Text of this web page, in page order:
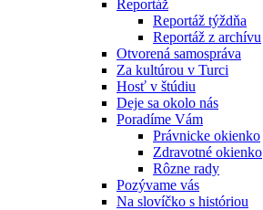
Reportáž
Reportáž týždňa
Reportáž z archívu
Otvorená samospráva
Za kultúrou v Turci
Hosť v štúdiu
Deje sa okolo nás
Poradíme Vám
Právnicke okienko
Zdravotné okienko
Rôzne rady
Pozývame vás
Na slovíčko s históriou